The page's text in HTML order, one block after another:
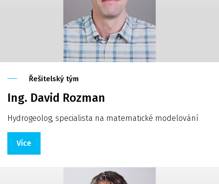
Řešitelský tým
Ing. David Rozman
Hydrogeolog, specialista na matematické modelování
Více